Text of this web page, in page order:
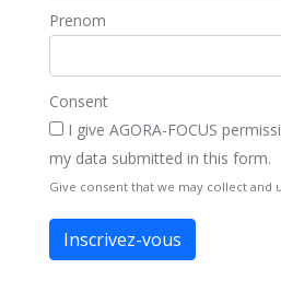
Prenom
Consent
I give AGORA-FOCUS
my data submitted in this form.
Give consent that we may collect and
Inscrivez-vous